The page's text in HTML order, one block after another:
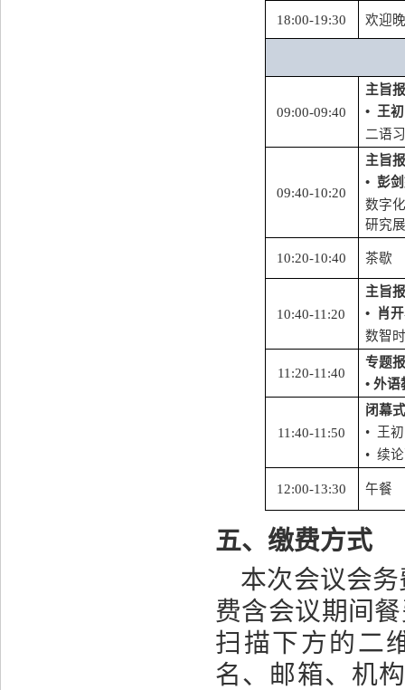
18:00-19:30 欢迎
09:00-09:40
主旨
•
王
二语
09:40-10:20
主旨
• 彭
数字
研究
10:20-10:40 茶歇
10:40-11 :20
主旨
•
肖
数智
11:20-11:40
专题
• 外语
11:40-11 :50
闭幕式
•
王
• 续
12:00-13:30 午餐
五、缴费方式
本次会议会务
费含会议期间
扫描下方的二
名、邮箱、机